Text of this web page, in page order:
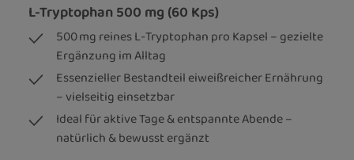
L-Tryptophan 500 mg (60 Kps)
500 mg reines L-Tryptophan pro Kapsel – gezielte
Ergänzung im Alltag
Essenzieller Bestandteil eiweißreicher Ernährung
– vielseitig einsetzbar
Ideal für aktive Tage & entspannte Abende –
natürlich & bewusst ergänzt